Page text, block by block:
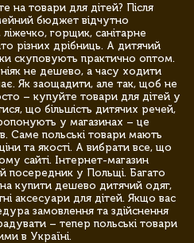
на товари для дітей? Після
бюджет відчутно
горщик, санітарне
різних дрібниць. А дитячий
скуповують практично оптом.
не дешево, а часу ходити
Як заощадити, але так, щоб не
– купуйте товари для дітей у
що більшість дитячих речей,
у магазинах – це
Саме польські товари мають
та якості. А вибрати все, що
сайті. Інтернет-магазин
посередник у Польщі. Багато
купити дешево дитячий одяг,
аксесуари для дітей. Якщо вас
замовлення та здійснення
– тепер польські товари
в Україні.